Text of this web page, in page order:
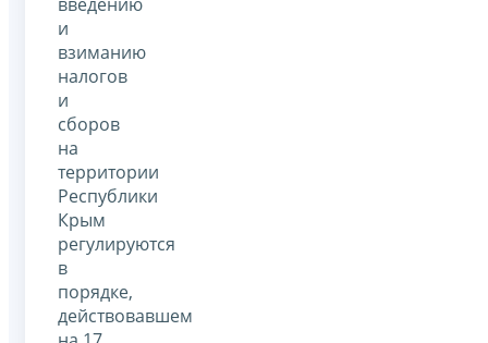
и
взиманию
налогов
и
сборов
на
территории
Республики
Крым
регулируются
в
порядке,
действовавшем